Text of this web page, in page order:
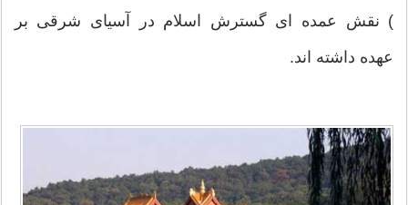
) نقش عمده ای گسترش اسلام در آسیای شرقی بر
عهده داشته اند.